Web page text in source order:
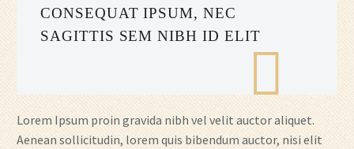
CONSEQUAT IPSUM, NEC
SAGITTIS SEM NIBH ID ELIT
Lorem Ipsum proin gravida nibh vel velit auctor aliquet.
Aenean sollicitudin, lorem quis bibendum auctor, nisi elit